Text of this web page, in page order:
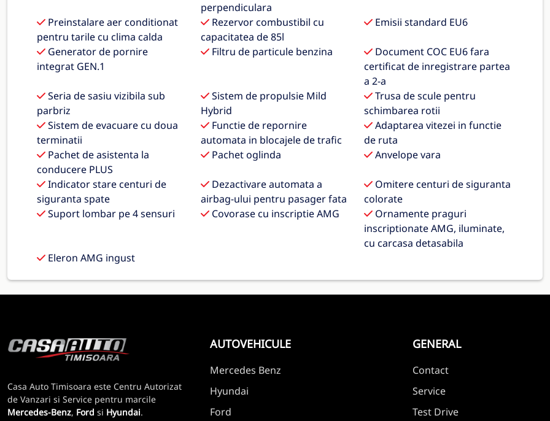
perpendiculara
Preinstalare aer conditionat
pentru tarile cu clima calda
Rezervor combustibil cu
capacitatea de 85l
Emisii standard EU6
Generator de pornire
integrat GEN.1
Filtru de particule benzina
Document COC EU6 fara
certificat de inregistrare partea
a 2-a
Seria de sasiu vizibila sub
parbriz
Sistem de propulsie Mild
Hybrid
Trusa de scule pentru
schimbarea rotii
Sistem de evacuare cu doua
terminatii
Functie de repornire
automata in blocajele de trafic
Adaptarea vitezei in functie
de ruta
Pachet de asistenta la
conducere PLUS
Pachet oglinda Anvelope vara
Indicator stare centuri de
siguranta spate
Dezactivare automata a
airbag-ului pentru pasager fata
Omitere centuri de siguranta
colorate
Suport lombar pe 4 sensuri
Covorase cu inscriptie AMG
Ornamente praguri
inscriptionate AMG, iluminate,
cu carcasa detasabila
Eleron AMG ingust
Casa Auto Timisoara este Centru Autorizat
de Vanzari si Service pentru marcile
Mercedes-Benz, Ford si Hyundai.
AUTOVEHICULE
Mercedes Benz
Hyundai
Ford
GENERAL
Contact
Service
Test Drive